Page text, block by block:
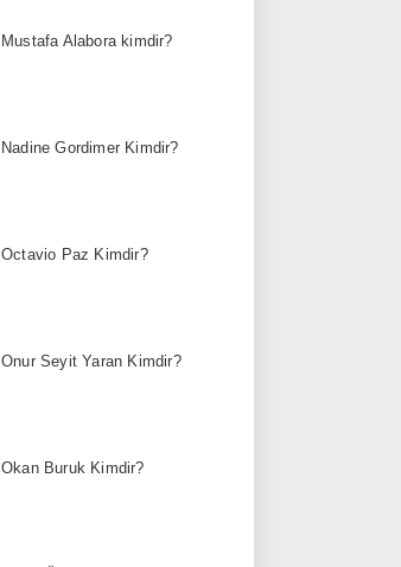
Mustafa Alabora kimdir?
Nadine Gordimer Kimdir?
Octavio Paz Kimdir?
Onur Seyit Yaran Kimdir?
Okan Buruk Kimdir?